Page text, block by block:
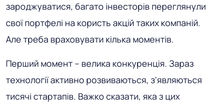
зароджуватися, багато інвесторів переглянули
свої портфелі на користь акцій таких компаній.
Але треба враховувати кілька моментів.
Перший момент – велика конкуренція. Зараз
технології активно розвиваються, з'являються
тисячі стартапів. Важко сказати, яка з цих